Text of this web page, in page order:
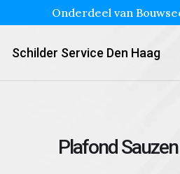
Onderdeel van
Schilder Service Den Haag
Plafond